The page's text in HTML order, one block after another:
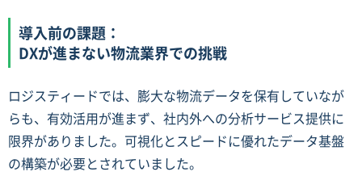
導入前の課題：
DXが進まない物流業界での挑戦
ロジスティードでは、膨大な物流データを保有していなが
らも、有効活用が進まず、社内外への分析サービス提供に
限界がありました。可視化とスピードに優れたデータ基盤
の構築が必要とされていました。